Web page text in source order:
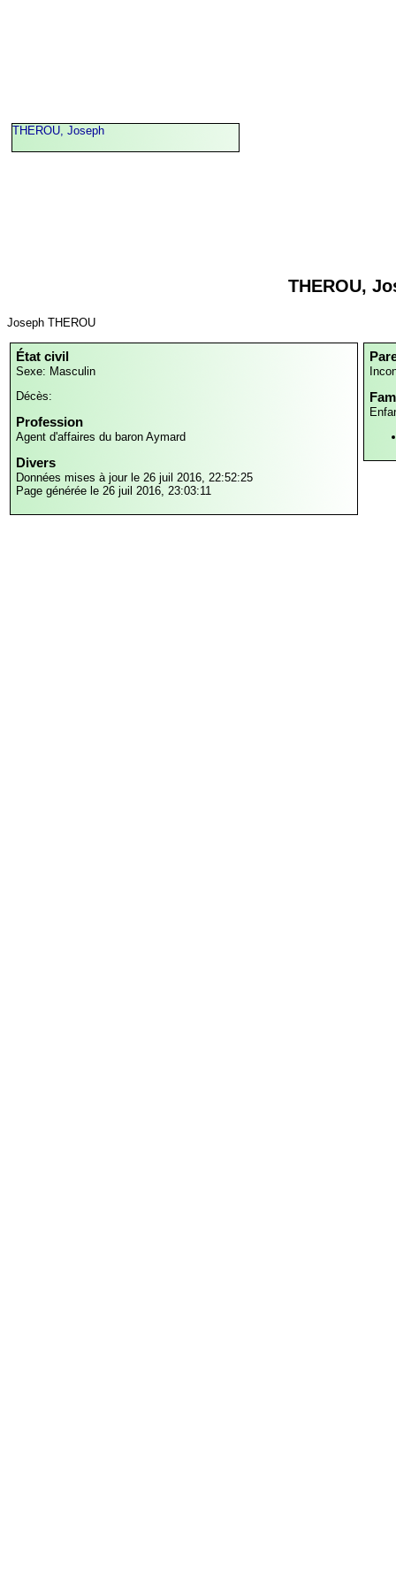
THEROU, Joseph
THEROU,
Joseph THEROU
État civil
Sexe: Masculin
Décès:
Profession
Agent d'affaires du baron Aymard
Divers
Données mises à jour le 26 juil 2016, 22:52:25
Page générée le 26 juil 2016, 23:03:11